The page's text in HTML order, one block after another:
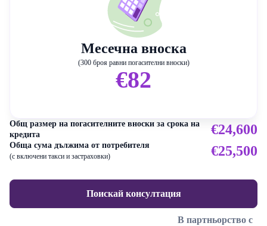
Месечна вноска
(300 броя равни погасителни вноски)
€82
Общ размер на погасителните вноски за срока на
кредита
€24,600
Обща сума дължима от потребителя
(с включени такси и застраховки) €25,500
Поискай консултация
В партньорство с